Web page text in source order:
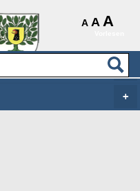
A A A